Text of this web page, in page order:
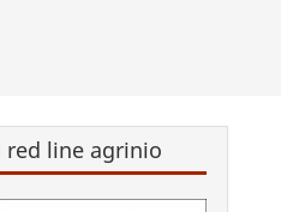
red line agrinio